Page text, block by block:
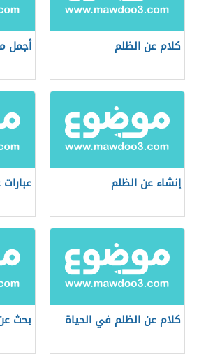
كلام عن الظلم أجمل
إنشاء عن الظلم
كلام عن الظلم في الحياة بحث